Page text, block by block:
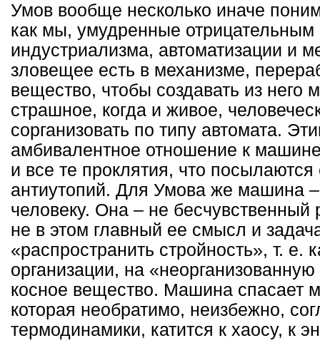
Умов вообще несколько иначе
как мы, умудренные
индустриализма, автоматизации и
зловещее есть в механизме,
вещество, чтобы создавать из него
страшное, когда и живое,
сорганизовать по типу автомата.
амбивалентное отношение к
и все те проклятия, что
антиутопий. Для Умова же машина –
человеку. Она – не бесчувственный
не в этом главный ее смысл и
«распространить стройность», т. е.
организации, на
косное вещество. Машина спасает
которая необратимо, неизбежно,
термодинамики, катится к хаосу, к